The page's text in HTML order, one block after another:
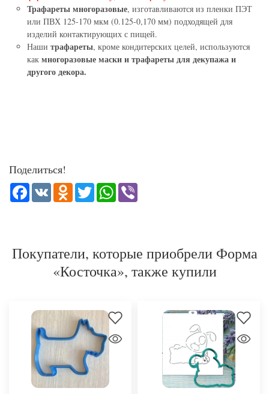
4,6 cm (1,79 in)
45 руб.
42,75 руб.
6 из 7
- 5%
116 руб.
110,20 руб.
7 из 7
Форма "Флаг"
9 см (3,54 in)
88,35 руб.
11 cm (4,3 in)
116 руб.
110,20 руб.
11 cm (4,3 in)
116 руб.
110,20 руб.
Трафареты многоразовые, изготавливаются из пленки ПЭТ
или ПВХ 125-170 мкм (0.125-0,170 мм) подходящей для
изделий контактирующих с пищей.
Наши трафареты, кроме кондитерских целей, используются
как многоразовые маски и трафареты для декупажа и
другого декора.
Поделиться!
Facebook
VK Odnoklassniki
TwitterWhatsApp
Покупатели, которые приобрели Форма
«Косточка», также купили